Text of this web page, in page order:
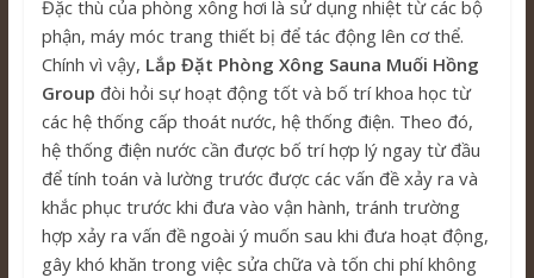
Đặc thù của phòng xông hơi là sử dụng nhiệt từ các bộ
phận, máy móc trang thiết bị để tác động lên cơ thể.
Chính vì vậy, Lắp Đặt Phòng Xông Sauna Muối Hồng
Group đòi hỏi sự hoạt động tốt và bố trí khoa học từ
các hệ thống cấp thoát nước, hệ thống điện. Theo đó,
hệ thống điện nước cần được bố trí hợp lý ngay từ đầu
để tính toán và lường trước được các vấn đề xảy ra và
khắc phục trước khi đưa vào vận hành, tránh trường
hợp xảy ra vấn đề ngoài ý muốn sau khi đưa hoạt động,
gây khó khăn trong việc sửa chữa và tốn chi phí không